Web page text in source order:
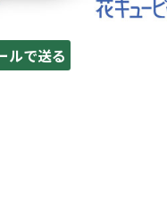
ルで送る